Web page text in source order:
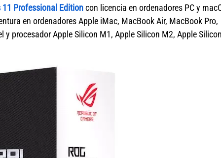
11 Professional Editioncon licencia en ordenadores PC y
en ordenadores Apple iMac, MacBook Air, MacBook Pro,
procesador Apple Silicon M1, Apple Silicon M2, Apple